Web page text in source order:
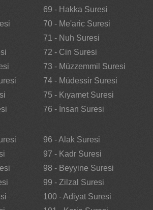
69 - Hakka Suresi
70 - Me'aric Suresi
71 - Nuh Suresi
72 - Cin Suresi
73 - Müzzemmil Suresi
74 - Müdessir Suresi
75 - Kıyamet Suresi
76 - İnsan Suresi
96 - Alak Suresi
97 - Kadr Suresi
98 - Beyyine Suresi
99 - Zilzal Suresi
100 - Adiyat Suresi